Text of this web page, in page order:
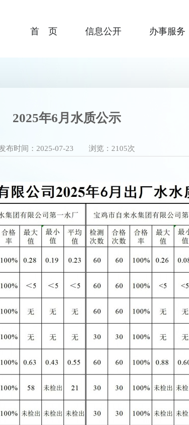
首 页 信息公开 办事服务
2025年6月水质公示
布时间：2025-07-23 浏览： 2105次